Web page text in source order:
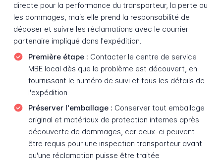
directe pour la performance du transporteur, la perte ou
les dommages, mais elle prend la responsabilité de
déposer et suivre les réclamations avec le courrier
partenaire impliqué dans l'expédition.
Première étape : Contacter le centre de service
MBE local dès que le problème est découvert, en
fournissant le numéro de suivi et tous les détails de
l'expédition
Préserver l'emballage : Conserver tout emballage
original et matériaux de protection internes après
découverte de dommages, car ceux-ci peuvent
être requis pour une inspection transporteur avant
qu'une réclamation puisse être traitée